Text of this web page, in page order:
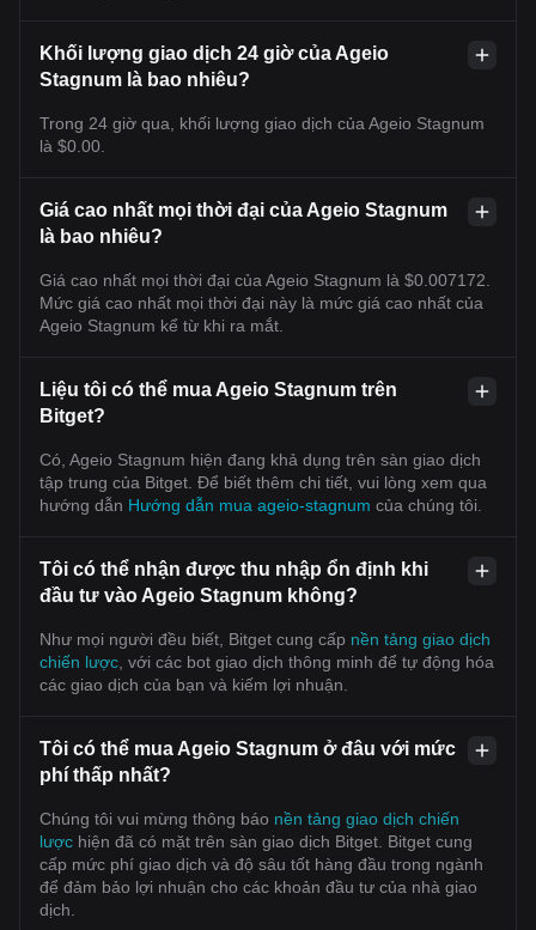
Khối lượng giao dịch 24 giờ của Ageio
Stagnum là bao nhiêu?
Trong 24 giờ qua, khối lượng giao dịch của Ageio Stagnum
là $0.00.
Giá cao nhất mọi thời đại của Ageio Stagnum
là bao nhiêu?
Giá cao nhất mọi thời đại của Ageio Stagnum là $0.007172.
Mức giá cao nhất mọi thời đại này là mức giá cao nhất của
Ageio Stagnum kể từ khi ra mắt.
Liệu tôi có thể mua Ageio Stagnum trên
Bitget?
Có, Ageio Stagnum hiện đang khả dụng trên sàn giao dịch
tập trung của Bitget. Để biết thêm chi tiết, vui lòng xem qua
hướng dẫn Hướng dẫn mua ageio-stagnum của chúng tôi.
Tôi có thể nhận được thu nhập ổn định khi
đầu tư vào Ageio Stagnum không?
Như mọi người đều biết, Bitget cung cấp nền tảng giao dịch
chiến lược , với các bot giao dịch thông minh để tự động hóa
các giao dịch của bạn và kiếm lợi nhuận.
Tôi có thể mua Ageio Stagnum ở đâu với mức
phí thấp nhất?
Chúng tôi vui mừng thông báo nền tảng giao dịch chiến
lược hiện đã có mặt trên sàn giao dịch Bitget. Bitget cung
cấp mức phí giao dịch và độ sâu tốt hàng đầu trong ngành
để đảm bảo lợi nhuận cho các khoản đầu tư của nhà giao
dịch.